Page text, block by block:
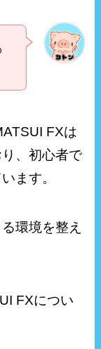
FXは
、初心者で
ます。
環境を整え
FXについ